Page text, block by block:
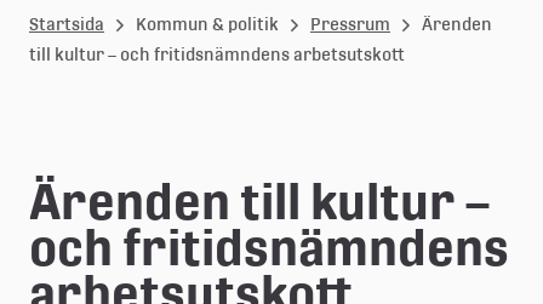
u
l
å
k
o
Startsida Kommun & politik Pressrum
Ärenden
till kultur – och fritidsnämndens arbetsutskott
Ärenden till kultur –
och fritidsnämndens